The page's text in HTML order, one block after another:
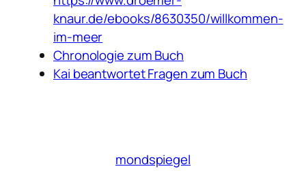
knaur.de/ebooks/8630350/willkommen-
im-meer
Chronologie zum Buch
Kai beantwortet Fragen zum Buch
mondspiegel